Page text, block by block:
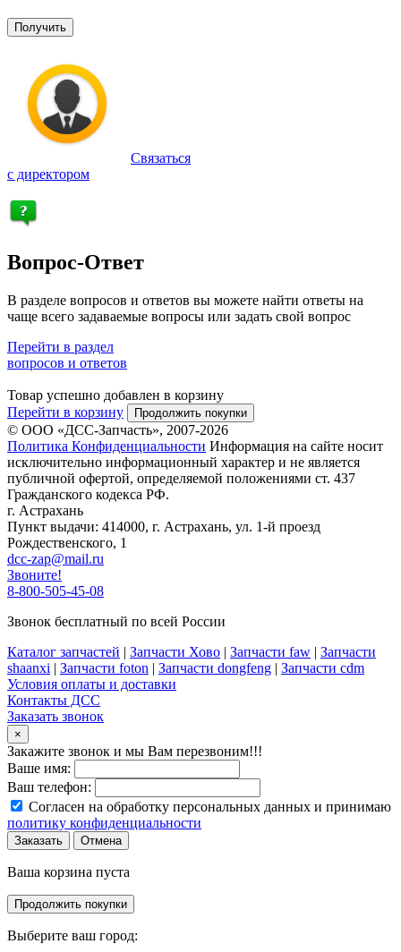
Получить
Связаться
с директором
Вопрос-Ответ
В разделе вопросов и ответов вы можете найти ответы на
чаще всего задаваемые вопросы или задать свой вопрос
Перейти в раздел
вопросов и ответов
Товар успешно добавлен в корзину
Перейти в корзину
Продолжить покупки
© ООО «ДСС-Запчасть», 2007-2026
Политика Конфиденциальности Информация на сайте носит
исключительно информационный характер и не является
публичной офертой, определяемой положениями ст. 437
Гражданского кодекса РФ.
г. Астрахань
Пункт выдачи: 414000, г. Астрахань, ул. 1-й проезд
Рождественского, 1
dcc-zap@mail.ru
Звоните!
8-800-505-45-08
Звонок бесплатный по всей России
Каталог запчастей | Запчасти Хово | Запчасти faw | Запчасти
shaanxi | Запчасти foton | Запчасти dongfeng | Запчасти cdm
Условия оплаты и доставки
Контакты ДСС
Заказать звонок
×
Закажите звонок и мы Вам перезвоним!!!
Ваше имя:
Ваш телефон:
Согласен на обработку персональных данных и принимаю
политику конфиденциальности
Заказать Отмена
Ваша корзина пуста
Продолжить покупки
Выберите ваш город: